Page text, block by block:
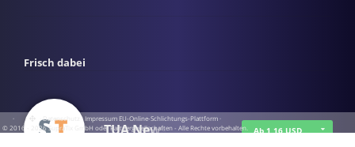
Frisch dabei
TUA News Ab 1,16 USD
· · ·Datenschutz ·Impressum EU-Online-Schlichtungs-Plattform·
© 2016 - 2026 SupraTix GmbH oder Partnergesellschaften - Alle Rechte vorbehalten.